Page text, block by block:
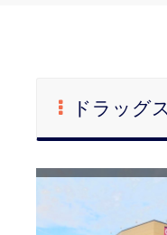
ドラッグ